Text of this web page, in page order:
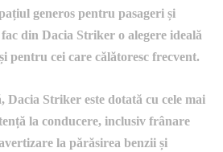
generos pentru pasageri și
din Dacia Striker o alegere ideală
pentru cei care călătoresc frecvent.
Dacia Striker este dotată cu cele mai
la conducere, inclusiv frânare
la părăsirea benzii și